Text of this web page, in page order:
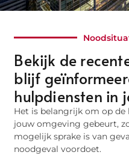
Bekijk de
blijf
hulpdiensten in
Het is belangrijk om op
jouw omgeving gebeurt,
mogelijk sprake is van
noodgeval voordoet.